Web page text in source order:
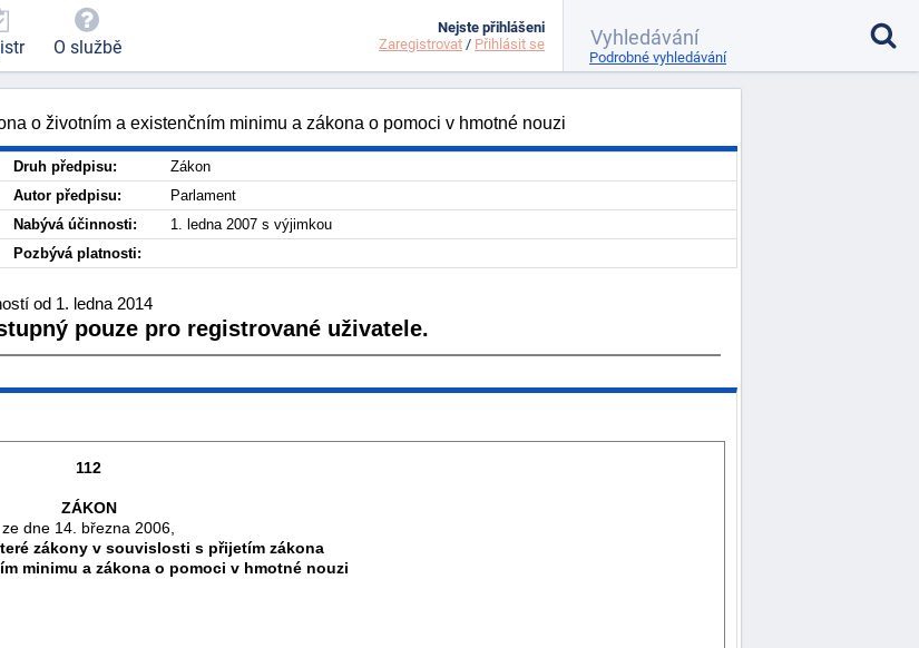
o životním a existenčním minimu a zákona o pomoci v hmotné nouzi
Druh předpisu:
Zákon
Autor předpisu:
Parlament
Nabývá účinnosti:
1. ledna 2007 s výjimkou
Pozbývá platnosti:
od 1. ledna 2014
pouze pro registrované uživatele.
112
ZÁKON
ze dne 14. března 2006,
zákony v souvislosti s přijetím zákona
minimu a zákona o pomoci v hmotné nouzi
O službě
Nejste přihlášeni
Zaregistrovat / Přihlásit se
Podrobné vyhledávání